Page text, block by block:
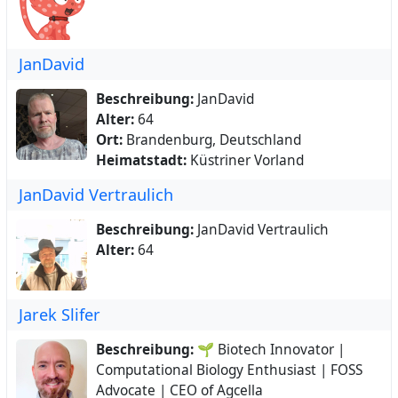
JanDavid
Beschreibung: JanDavid
Alter:64
Ort: Brandenburg, Deutschland
Heimatstadt: Küstriner Vorland
JanDavid Vertraulich
Beschreibung: JanDavid Vertraulich
Alter:64
Jarek Slifer
Beschreibung: 🌱 Biotech Innovator |
Computational Biology Enthusiast | FOSS
Advocate | CEO of Agcella